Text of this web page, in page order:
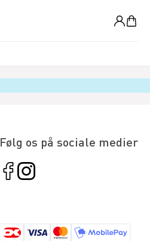
Følg os på sociale medier